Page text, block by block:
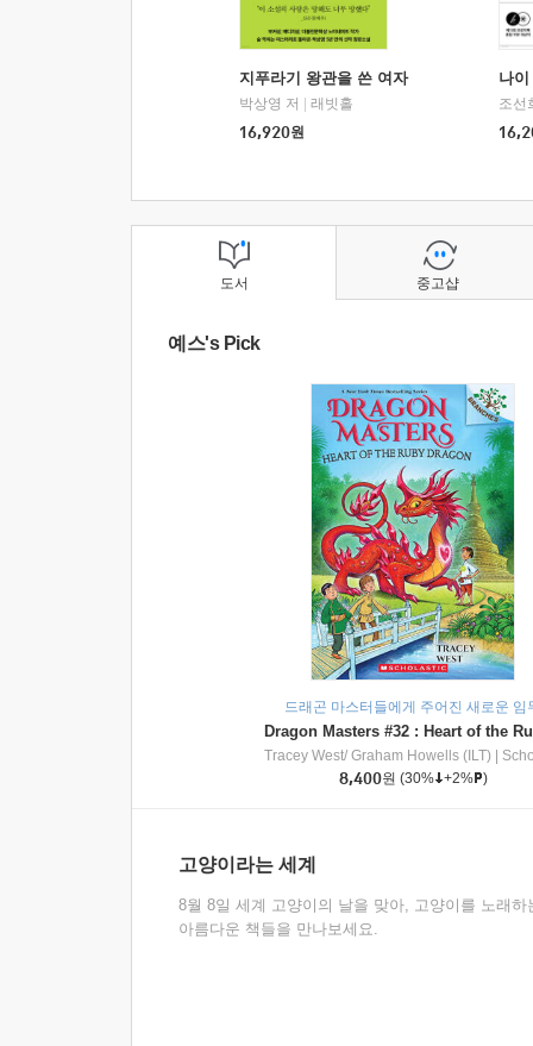
지푸라기 왕관을 쓴 여자
박상영 저
래빗홀
16,920원
나
조선
도서
예스's Pick
드래곤 마스터들에게 주어진 새로운 임
Tracey West/ Graham Howells (ILT)
8,400원 (30% +2% )
고양이라는 세계
8월 8일 세계 고양이의 날을 맞아, 고양이를 노래하
아름다운 책들을 만나보세요.
중고샵